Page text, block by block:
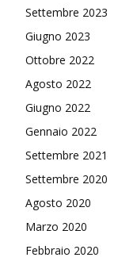
Settembre 2023
Giugno 2023
Ottobre 2022
Agosto 2022
Giugno 2022
Gennaio 2022
Settembre 2021
Settembre 2020
Agosto 2020
Marzo 2020
Febbraio 2020